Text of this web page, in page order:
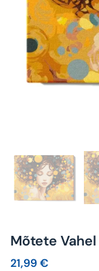
Mõtete Vahel
21,99€